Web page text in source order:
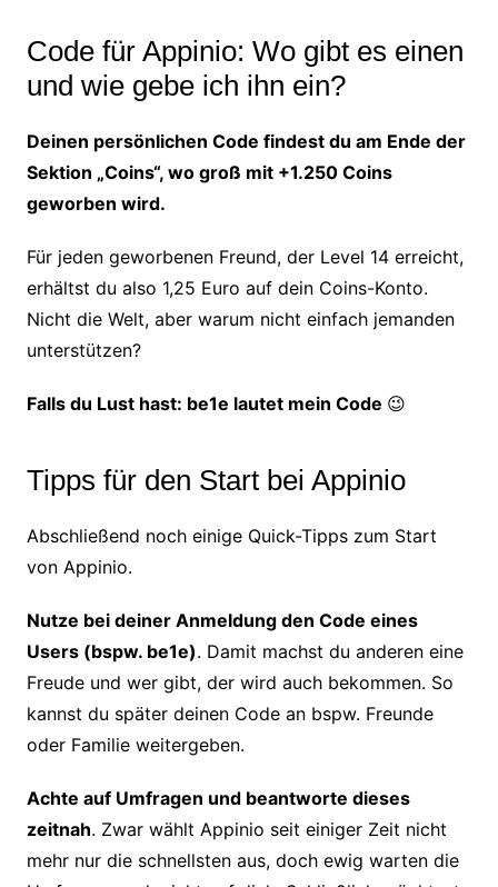
Code für Appinio: Wo gibt es einen
und wie gebe ich ihn ein?
Deinen persönlichen Code findest du am Ende der
Sektion „Coins“, wo groß mit +1.250 Coins
geworben wird.
Für jeden geworbenen Freund, der Level 14 erreicht,
erhältst du also 1,25 Euro auf dein Coins-Konto.
Nicht die Welt, aber warum nicht einfach jemanden
unterstützen?
Falls du Lust hast: be1e lautet mein Code 😉
Tipps für den Start bei Appinio
Abschließend noch einige Quick-Tipps zum Start
von Appinio.
Nutze bei deiner Anmeldung den Code eines
Users (bspw. be1e). Damit machst du anderen eine
Freude und wer gibt, der wird auch bekommen. So
kannst du später deinen Code an bspw. Freunde
oder Familie weitergeben.
Achte auf Umfragen und beantworte dieses
zeitnah. Zwar wählt Appinio seit einiger Zeit nicht
mehr nur die schnellsten aus, doch ewig warten die